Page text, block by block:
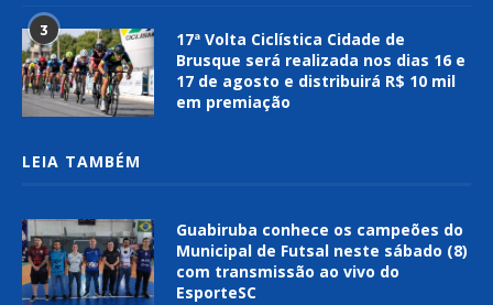
3
17ª Volta Ciclística Cidade de
Brusque será realizada nos dias 16 e
17 de agosto e distribuirá R$ 10 mil
em premiação
LEIA TAMBÉM
Guabiruba conhece os campeões do
Municipal de Futsal neste sábado (8)
com transmissão ao vivo do
EsporteSC